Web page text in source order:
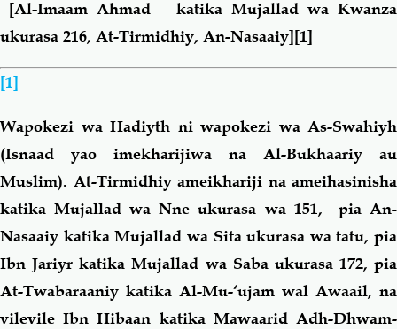
[Al-Imaam Ahmad katika Mujallad wa Kwanza
ukurasa 216, At-Tirmidhiy, An-Nasaaiy][1]
[1]
Wapokezi wa Hadiyth ni wapokezi wa As-Swahiyh
(Isnaad yao imekharijiwa na Al-Bukhaariy au
Muslim). At-Tirmidhiy ameikhariji na ameihasinisha
katika Mujallad wa Nne ukurasa wa 151, pia An-
Nasaaiy katika Mujallad wa Sita ukurasa wa tatu, pia
Ibn Jariyr katika Mujallad wa Saba ukurasa 172, pia
At-Twabaraaniy katika Al-Mu-‘ujam wal Awaail, na
vilevile Ibn Hibaan katika Mawaarid Adh-Dhwam-